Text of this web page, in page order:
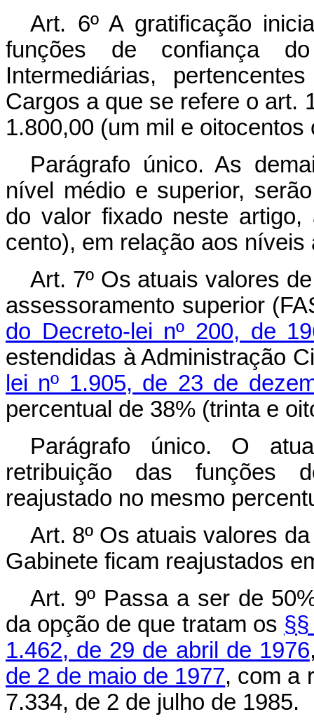
Art. 6º A gratificação
funções de confiança
Intermediárias,
Cargos a que se refere o art.
1.800,00 (um mil e oitocentos
Parágrafo único. As
nível médio e superior,
do valor fixado neste
cento), em relação aos níveis
Art. 7º Os atuais valores
assessoramento superior
do Decreto-lei nº 200, de
estendidas à Administração
lei nº 1.905, de 23 de
percentual de 38% (trinta e
Parágrafo único. O
retribuição das funções
reajustado no mesmo
Art. 8º Os atuais valores
Gabinete ficam reajustados
Art. 9º Passa a ser de
da opção de que tratam os
1.462, de 29 de abril de 1976
de 2 de maio de 1977, com a
7.334, de 2 de julho de 1985.